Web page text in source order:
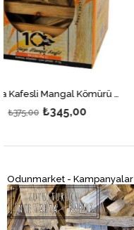
Kor Çıra Kafesli Mangal Kömürü 2kg Kor Rulo Çıra
₺44,00
Odunmarket - Kampanyalar